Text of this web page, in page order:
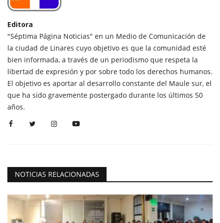
Editora
"Séptima Página Noticias" en un Medio de Comunicación de
la ciudad de Linares cuyo objetivo es que la comunidad esté
bien informada, a través de un periodismo que respeta la
libertad de expresión y por sobre todo los derechos humanos.
El objetivo es aportar al desarrollo constante del Maule sur, el
que ha sido gravemente postergado durante los últimos 50
años.
NOTICIAS RELACIONADAS